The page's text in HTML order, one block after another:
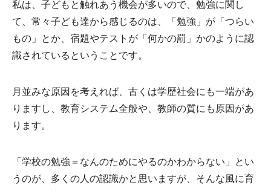
私は、子どもと触れあう機会が多いので、勉強に関し
て、常々子ども達から感じるのは、「勉強」が「つらい
もの」とか、宿題やテストが「何かの罰」かのように認
識されているということです。
月並みな原因を考えれば、古くは学歴社会にも一端があ
りますし、教育システム全般や、教師の質にも原因があ
ります。
「学校の勉強＝なんのためにやるのかわからない」とい
うのが、多くの人の認識かと思いますが、そんな風に育